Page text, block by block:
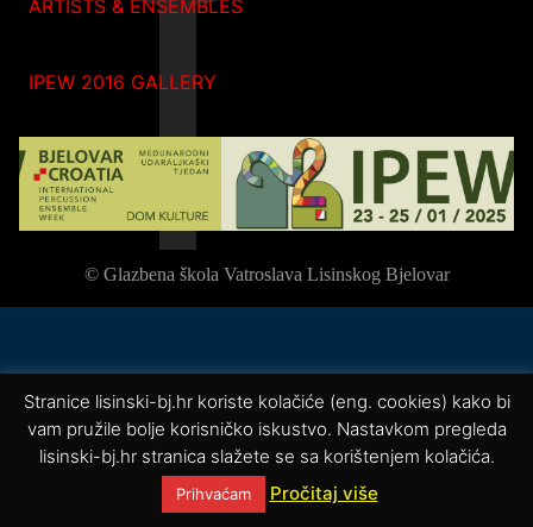
ARTISTS & ENSEMBLES
IPEW 2016 GALLERY
© Glazbena škola Vatroslava Lisinskog Bjelovar
Stranice lisinski-bj.hr koriste kolačiće (eng. cookies) kako bi
vam pružile bolje korisničko iskustvo. Nastavkom pregleda
lisinski-bj.hr stranica slažete se sa korištenjem kolačića.
Prihvaćam Pročitaj više